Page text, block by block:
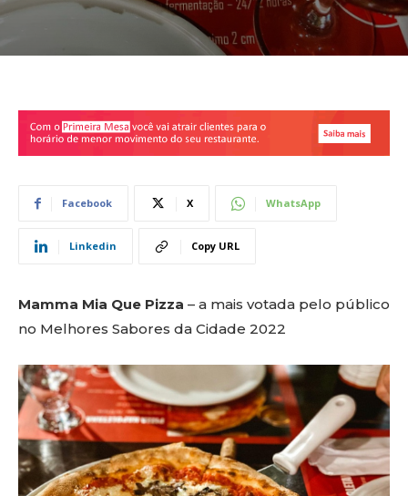
Facebook X WhatsApp
Linkedin Copy URL
Mamma Mia Que Pizza – a mais votada pelo público
no Melhores Sabores da Cidade 2022